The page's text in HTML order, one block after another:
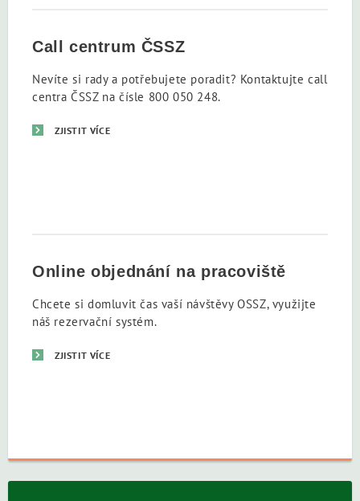
Call centrum ČSSZ
Nevíte si rady a potřebujete poradit? Kontaktujte call
centra ČSSZ na čísle 800 050 248.
ZJISTIT VÍCE
Online objednání na pracoviště
Chcete si domluvit čas vaší návštěvy OSSZ, využijte
náš rezervační systém.
ZJISTIT VÍCE